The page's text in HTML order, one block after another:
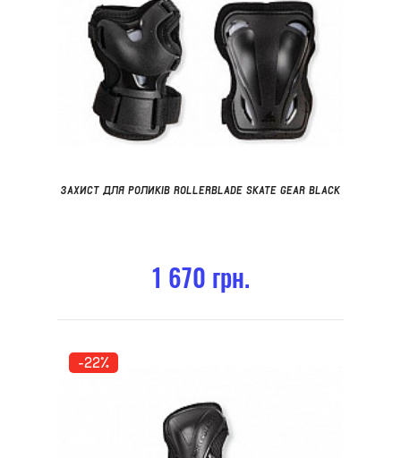
ЗАХИСТ ДЛЯ РОЛИКІВ ROLLERBLADE SKATE GEAR BLACK
1 670 грн.
-22%